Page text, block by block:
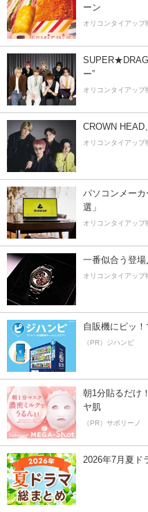
ーン
オリコンタイアップ
ー”
オリコンタイアップ
CROWN HEAD
オリコンタイアップ
パソコンメー
選」
オリコンタイアップ
一番似合う登
オリコンタイアップ
自販機にピッ
（PR）ジハンピ
朝1分貼るだけ
ヤ肌
（PR）サボリーノ
2026年7月夏ド